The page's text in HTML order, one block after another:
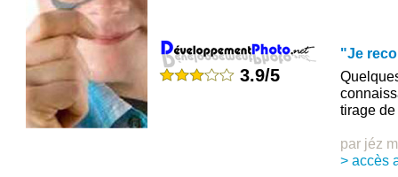
3.9/5
"Je
tirage
par jéz
> accès